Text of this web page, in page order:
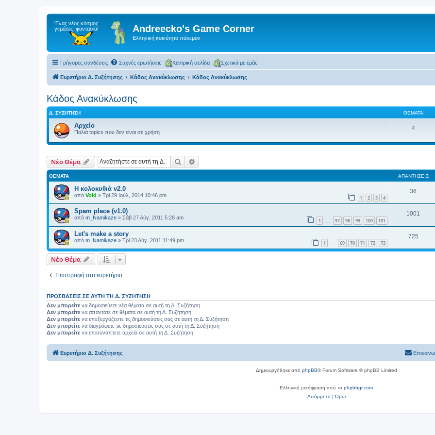
Andreecko's Game Corner
Ελληνική κοινότητα πόκεμον
Γρήγορες συνδέσεις Συχνές ερωτήσεις Κεντρική σελίδα Σχετικά με εμάς
Ευρετήριο Δ. Συζήτησης Κάδος Ανακύκλωσης Κάδος Ανακύκλωσης
Κάδος Ανακύκλωσης
Δ. ΣΥΖΉΤΗΣΗ ΘΈΜΑΤΑ
Αρχείο
Παλιά topics που δεν είναι σε χρήση
4
Νέο Θέμα Αναζήτηση
ΘΈΜΑΤΑ ΑΠΑΝΤΉΣΕΙΣ
Η κολοκυθιά v2.0
από Void » Τρί 29 Ιούλ, 2014 10:46 pm 1 2 3 4
36
Spam place (v1.0)
από m_Namikaze » Σάβ 27 Αύγ, 2011 5:28 am 1 … 97 98 99 100 101
1001
Let's make a story
από m_Namikaze » Τρί 23 Αύγ, 2011 11:49 pm 1 69 70 71 72 73
725
Νέο Θέμα
Επιστροφή στο ευρετήριο
ΠΡΟΣΒΆΣΕΙΣ ΣΕ ΑΥΤΉ ΤΗ Δ. ΣΥΖΉΤΗΣΗ
Δεν μπορείτε να δημοσιεύετε νέα θέματα σε αυτή τη Δ. Συζήτηση
Δεν μπορείτε να απαντάτε σε θέματα σε αυτή τη Δ. Συζήτηση
Δεν μπορείτε να επεξεργάζεστε τις δημοσιεύσεις σας σε αυτή τη Δ. Συζήτηση
Δεν μπορείτε να διαγράφετε τις δημοσιεύσεις σας σε αυτή τη Δ. Συζήτηση
Δεν μπορείτε να επισυνάπτετε αρχεία σε αυτή τη Δ. Συζήτηση
Ευρετήριο Δ. Συζήτησης
Δημιουργήθηκε από phpBB® Forum Software © phpBB Limited
Ελληνική μετάφραση από το phpbbgr.com
Απόρρητο|Όροι